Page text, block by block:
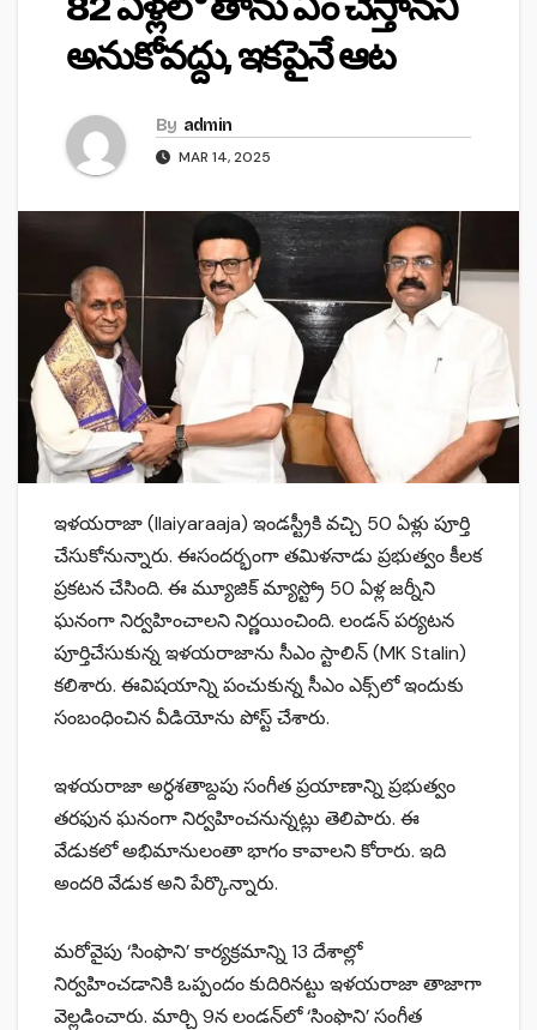
అనుకోవద్దు, ఇకపైనే ఆట
By admin
MAR 14, 2025
ఇళయరాజా (Ilaiyaraaja) ఇండస్ట్రీకి వచ్చి 50 ఏళ్లు పూర్తి
చేసుకోనున్నారు. ఈసందర్భంగా తమిళనాడు ప్రభుత్వం కీలక
ప్రకటన చేసింది. ఈ మ్యూజిక్‌ మ్యాస్ట్రో 50 ఏళ్ల జర్నీని
ఘనంగా నిర్వహించాలని నిర్ణయించింది. లండన్‌ పర్యటన
పూర్తిచేసుకున్న ఇళయరాజాను సీఎం స్టాలిన్‌ (MK Stalin)
కలిశారు. ఈవిషయాన్ని పంచుకున్న సీఎం ఎక్స్‌లో ఇందుకు
సంబంధించిన వీడియోను పోస్ట్‌ చేశారు.
ఇళయరాజా అర్ధశతాబ్దపు సంగీత ప్రయాణాన్ని ప్రభుత్వం
తరఫున ఘనంగా నిర్వహించనున్నట్లు తెలిపారు. ఈ
వేడుకలో అభిమానులంతా భాగం కావాలని కోరారు. ఇది
అందరి వేడుక అని పేర్కొన్నారు.
మరోవైపు ‘సింఫొని’ కార్యక్రమాన్ని 13 దేశాల్లో
నిర్వహించడానికి ఒప్పందం కుదిరినట్టు ఇళయరాజా తాజాగా
వెల్లడించారు. మార్చి 9న లండన్‌లో ‘సింఫొని’ సంగీత